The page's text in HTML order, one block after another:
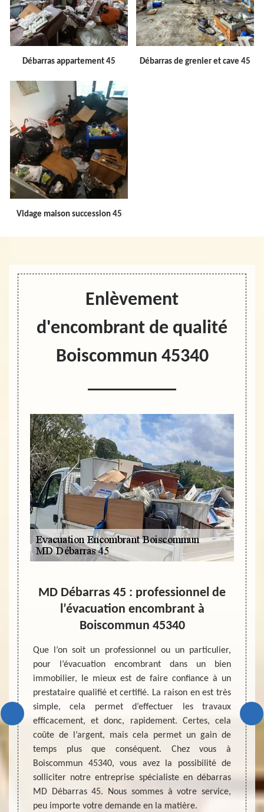
Débarras appartement 45 Débarras de grenier et cave 45
Vidage maison succession 45
Enlèvement
d'encombrant de qualité
Boiscommun 45340
d’un
ci,
bien
où
vous
qu’il
et
MD Débarras 45 : professionnel de
l’évacuation encombrant à
Boiscommun 45340
Que l’on soit un professionnel ou un particulier,
pour l’évacuation encombrant dans un bien
immobilier, le mieux est de faire confiance à un
prestataire qualifié et certifié. La raison en est très
simple, cela permet d’effectuer les travaux
efficacement, et donc, rapidement. Certes, cela
coûte de l’argent, mais cela permet un gain de
temps plus que conséquent. Chez vous à
Boiscommun 45340, vous avez la possibilité de
solliciter notre entreprise spécialiste en débarras
MD Débarras 45. Nous sommes à votre service,
peu importe votre demande en la matière.
Que
une
nous
type
ce
que